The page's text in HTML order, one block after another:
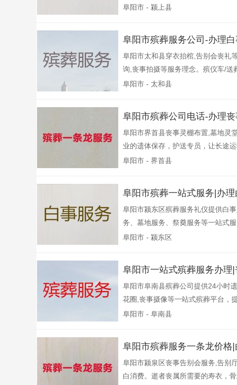
阜阳市 - 颍上县
阜阳市殡葬服务公司-办理
阜阳市太和县穿衣抬棺,告别会丧礼
询,丧事拍摄等服务理念。殡仪车/送
阜阳市 - 太和县
阜阳市殡葬公司电话-办理
阜阳市界首县丧事灵棚布置,墓地灵
业的遗体保存，护送专员，让长途
阜阳市 - 界首县
阜阳市殡葬一站式服务|办
阜阳市颍东区殡葬服务礼仪提供白
务、墓地服务、祭奠服务等一站式
阜阳市 - 颍东区
阜阳市一站式殡葬服务办理
阜阳市阜南县殡葬公司提供24小时
花圈,丧事摄像等一站式殡葬平台，
阜阳市 - 阜南县
阜阳市殡葬服务一条龙价格
阜阳市颍泉区丧事告别会服务,告别
白消费。逝者丧属所需要的寿衣，